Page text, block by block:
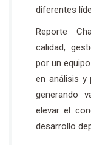
diferentes
Reporte
calidad,
por un
en análisis y
generando
elevar el
desarrollo